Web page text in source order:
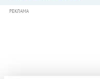
РЕКЛАМА